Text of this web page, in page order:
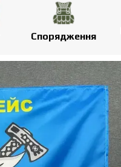
Спорядження